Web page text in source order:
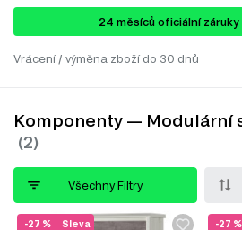
24 ​​​​měsíců oficiální
Vrácení / výměna zboží do 30 dnů
Komponenty — Modulární
Všechny Filtry
Sleva
-27 % -27 %